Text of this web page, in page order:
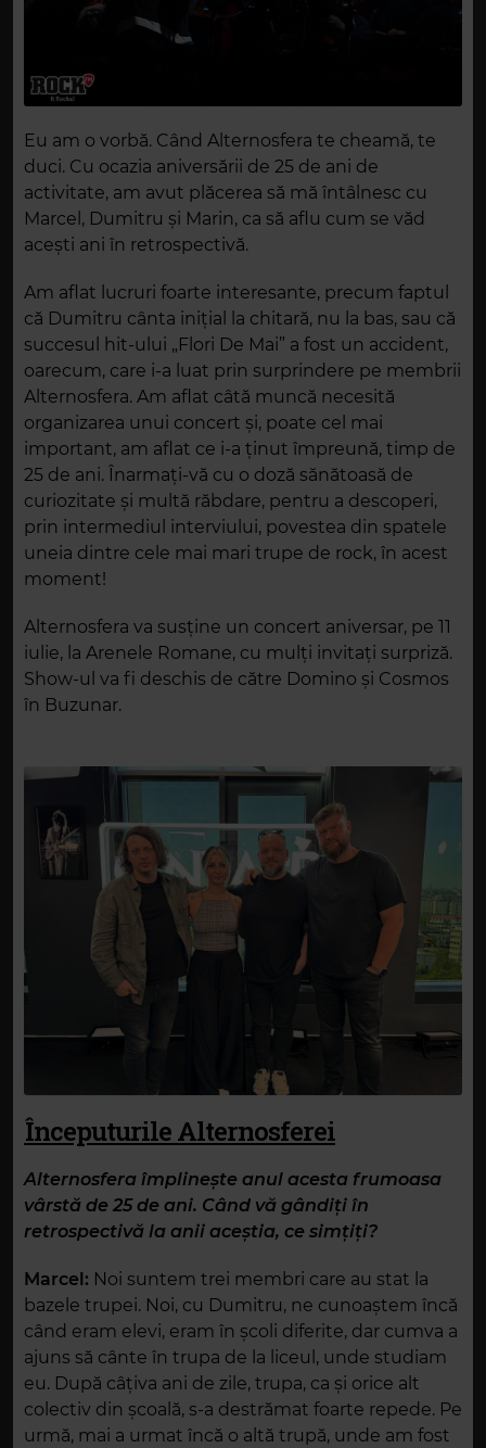
Eu am o vorbă. Când Alternosfera te cheamă, te
duci. Cu ocazia aniversării de 25 de ani de
activitate, am avut plăcerea să mă întâlnesc cu
Marcel, Dumitru și Marin, ca să aflu cum se văd
acești ani în retrospectivă.
Am aflat lucruri foarte interesante, precum faptul
că Dumitru cânta inițial la chitară, nu la bas, sau că
succesul hit-ului „Flori De Mai” a fost un accident,
oarecum, care i-a luat prin surprindere pe membrii
Alternosfera. Am aflat câtă muncă necesită
organizarea unui concert și, poate cel mai
important, am aflat ce i-a ținut împreună, timp de
25 de ani. Înarmați-vă cu o doză sănătoasă de
curiozitate și multă răbdare, pentru a descoperi,
prin intermediul interviului, povestea din spatele
uneia dintre cele mai mari trupe de rock, în acest
moment!
Alternosfera va susține un concert aniversar, pe 11
iulie, la Arenele Romane, cu mulți invitați surpriză.
Show-ul va fi deschis de către Domino și Cosmos
în Buzunar.
Începuturile Alternosferei
Alternosfera împlinește anul acesta frumoasa
vârstă de 25 de ani. Când vă gândiți în
retrospectivă la anii aceștia, ce simțiți?
Marcel: Noi suntem trei membri care au stat la
bazele trupei. Noi, cu Dumitru, ne cunoaștem încă
când eram elevi, eram în școli diferite, dar cumva a
ajuns să cânte în trupa de la liceul, unde studiam
eu. După câțiva ani de zile, trupa, ca și orice alt
colectiv din școală, s-a destrămat foarte repede. Pe
urmă, mai a urmat încă o altă trupă, unde am fost